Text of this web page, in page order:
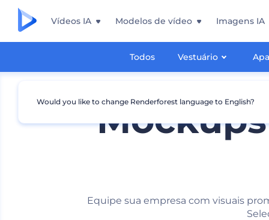
Vídeos IA Modelos de vídeo Imagens IA
Todos Vestuário
Equipe sua empresa com visuais
Would you like to change Renderforest language to English?